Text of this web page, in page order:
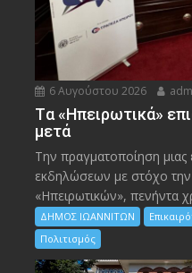
6 Αυγούστου 2026
Tα «Ηπειρωτικά»
μετά
Την πραγματοποίηση μιας
εκδηλώσεων με στόχο
«Ηπειρωτικών», πενήντα
ΔΗΜΟΣ ΙΩΑΝΝΙΤΩΝ
Πολιτισμός